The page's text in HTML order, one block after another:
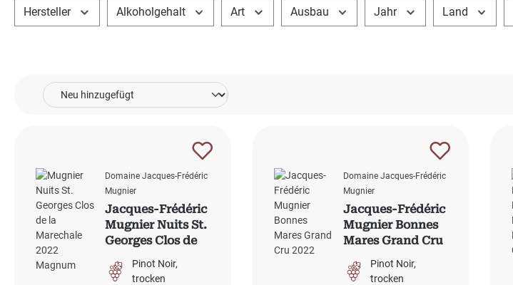
Hersteller Alkoholgehalt Art Ausbau Jahr Land
Domaine Jacques-Frédéric
Mugnier
Jacques-Frédéric
Mugnier Nuits St.
Georges Clos de
Magnum
Pinot Noir
trocken
Domaine Jacques-Frédéric
Mugnier
Jacques-Frédéric
Mugnier Bonnes
Mares Grand Cru
Pinot Noir
trocken